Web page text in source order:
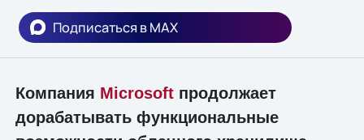
Подписаться в MAX
Компания Microsoftпродолжает
дорабатывать функциональные